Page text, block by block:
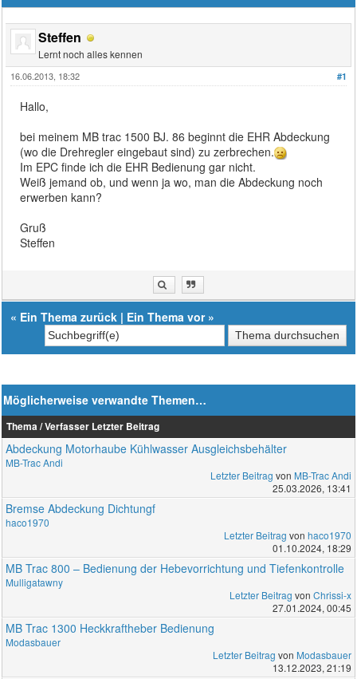
Steffen
Lernt noch alles kennen
#1
16.06.2013, 18:32
Hallo,
bei meinem MB trac 1500 BJ. 86 beginnt die EHR Abdeckung
(wo die Drehregler eingebaut sind) zu zerbrechen.
Im EPC finde ich die EHR Bedienung gar nicht.
Weiß jemand ob, und wenn ja wo, man die Abdeckung noch
erwerben kann?
Gruß
Steffen
« Ein Thema zurück | Ein Thema vor»
Möglicherweise verwandte Themen…
Thema / Verfasser Letzter Beitrag
Abdeckung Motorhaube Kühlwasser Ausgleichsbehälter
MB-Trac Andi
Letzter Beitrag von MB-Trac Andi
25.03.2026, 13:41
Bremse Abdeckung Dichtungf
haco1970
Letzter Beitrag von haco1970
01.10.2024, 18:29
MB Trac 800 – Bedienung der Hebevorrichtung und Tiefenkontrolle
Mulligatawny
Letzter Beitrag von Chrissi-x
27.01.2024, 00:45
MB Trac 1300 Heckkraftheber Bedienung
Modasbauer
Letzter Beitrag von Modasbauer
13.12.2023, 21:19